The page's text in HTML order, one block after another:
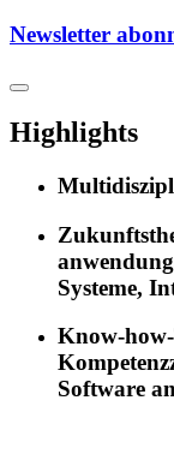
Newsletter
Highlights
Systeme,
Know-
Software